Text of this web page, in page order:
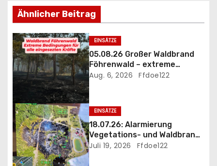
s
n
a
v
g
a
t
Ähnlicher Beitrag
EINSÄTZE
05.08.26 Großer Waldbrand
Föhrenwald – extreme
Einsatzbedingungen
Aug. 6, 2026 Ffdoe122
EINSÄTZE
18.07.26: Alarmierung
Vegetations- und Waldbrand
B3 Föhrenwald
Juli 19, 2026 Ffdoe122